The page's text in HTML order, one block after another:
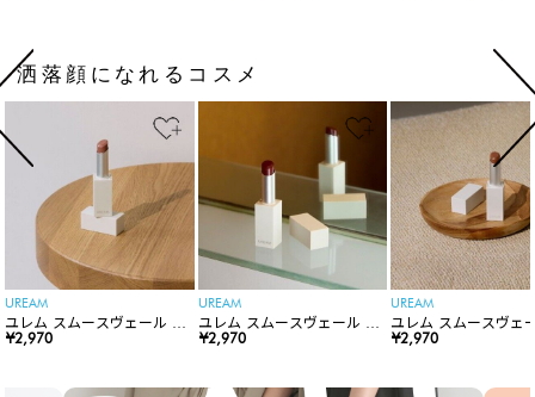
洒落顔になれるコスメ
UREAM
ユレム スムースヴェール リ
ップスティック
¥2,970
UREAM
ユレム スムースヴェール リ
ップスティック
¥2,970
UREAM
ユレム スムースヴェ
ップスティック
¥2,970